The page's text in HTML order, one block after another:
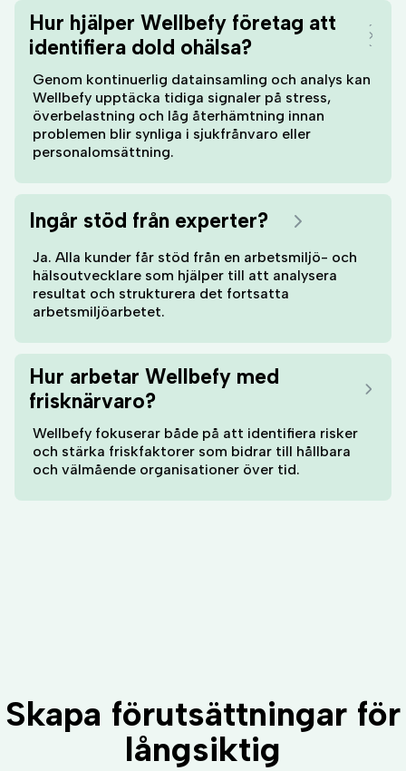
Hur hjälper Wellbefy företag att
identifiera dold ohälsa?
Genom kontinuerlig datainsamling och analys kan
Wellbefy upptäcka tidiga signaler på stress,
överbelastning och låg återhämtning innan
problemen blir synliga i sjukfrånvaro eller
personalomsättning.
Ingår stöd från experter?
Ja. Alla kunder får stöd från en arbetsmiljö- och
hälsoutvecklare som hjälper till att analysera
resultat och strukturera det fortsatta
arbetsmiljöarbetet.
Hur arbetar Wellbefy med
frisknärvaro?
Wellbefy fokuserar både på att identifiera risker
och stärka friskfaktorer som bidrar till hållbara
och välmående organisationer över tid.
Skapa förutsättningar för
långsiktig